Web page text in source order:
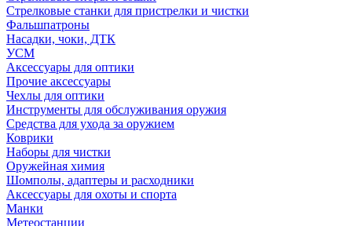
Стрелковые станки для пристрелки и чистки
Фальшпатроны
Насадки, чоки, ДТК
УСМ
Аксессуары для оптики
Прочие аксессуары
Чехлы для оптики
Инструменты для обслуживания оружия
Средства для ухода за оружием
Коврики
Наборы для чистки
Оружейная химия
Шомполы, адаптеры и расходники
Аксессуары для охоты и спорта
Манки
Метеостанции